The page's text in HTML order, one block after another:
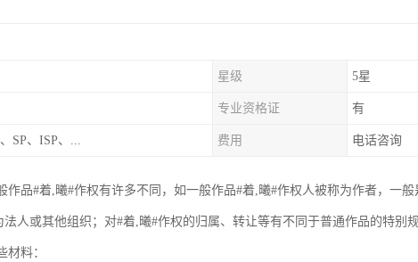
星级 5星
专业资格证 有
SP、ISP、... 费用 电话咨询
作品#着,曦#作权有许多不同，如一般作品#着,曦#作权人被称为作者，一
人或其他组织；对#着,曦#作权的归属、转让等有不同于普通作品的特别规
材料：